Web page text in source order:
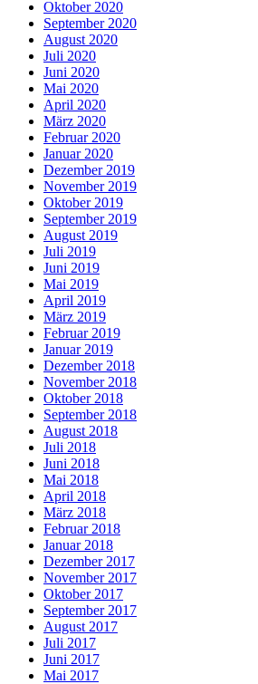
Oktober 2020
September 2020
August 2020
Juli 2020
Juni 2020
Mai 2020
April 2020
März 2020
Februar 2020
Januar 2020
Dezember 2019
November 2019
Oktober 2019
September 2019
August 2019
Juli 2019
Juni 2019
Mai 2019
April 2019
März 2019
Februar 2019
Januar 2019
Dezember 2018
November 2018
Oktober 2018
September 2018
August 2018
Juli 2018
Juni 2018
Mai 2018
April 2018
März 2018
Februar 2018
Januar 2018
Dezember 2017
November 2017
Oktober 2017
September 2017
August 2017
Juli 2017
Juni 2017
Mai 2017